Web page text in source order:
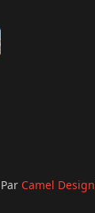
Par Camel Design